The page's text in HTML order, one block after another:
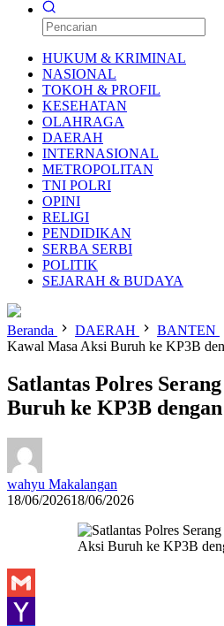
HUKUM & KRIMINAL
NASIONAL
TOKOH & PROFIL
KESEHATAN
OLAHRAGA
DAERAH
INTERNASIONAL
METROPOLITAN
TNI POLRI
OPINI
RELIGI
PENDIDIKAN
SERBA SERBI
POLITIK
SEJARAH & BUDAYA
Beranda DAERAH BANTEN
Kawal Masa Aksi Buruh ke KP3B
Satlantas Polres
Buruh ke KP3B
wahyu Makalangan
18/06/202618/06/2026
Gmail